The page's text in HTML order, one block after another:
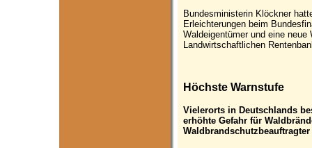
Bundesministerin Klöckner
Erleichterungen beim
Waldeigentümer und eine neue
Landwirtschaftlichen
Höchste Warnstufe
Vielerorts in Deutschlands
erhöhte Gefahr für